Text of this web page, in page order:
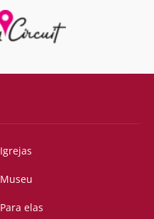
Igrejas
Museu
Para elas